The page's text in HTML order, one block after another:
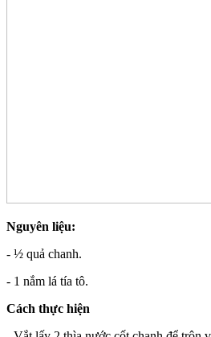
Nguyên liệu:
- ½ quả chanh.
- 1 nắm lá tía tô.
Cách thực hiện